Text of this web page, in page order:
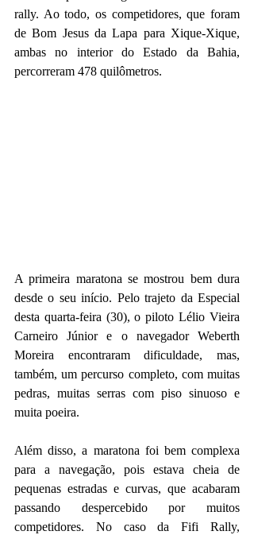
rally. Ao todo, os competidores, que foram
de Bom Jesus da Lapa para Xique-Xique,
ambas no interior do Estado da Bahia,
percorreram 478 quilômetros.
A primeira maratona se mostrou bem dura
desde o seu início. Pelo trajeto da Especial
desta quarta-feira (30), o piloto Lélio Vieira
Carneiro Júnior e o navegador Weberth
Moreira encontraram dificuldade, mas,
também, um percurso completo, com muitas
pedras, muitas serras com piso sinuoso e
muita poeira.
Além disso, a maratona foi bem complexa
para a navegação, pois estava cheia de
pequenas estradas e curvas, que acabaram
passando despercebido por muitos
competidores. No caso da Fifi Rally,